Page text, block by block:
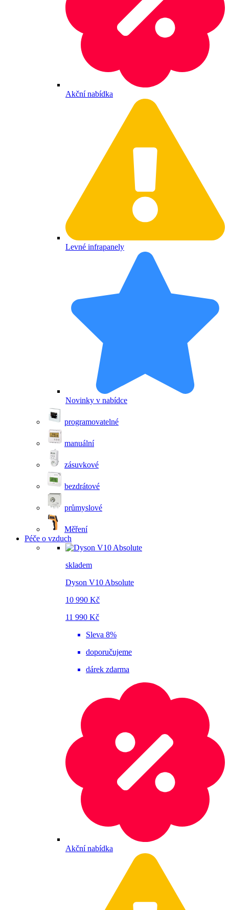
Akční nabídka
Levné infrapanely
Novinky v nabídce
programovatelné
manuální
zásuvkové
bezdrátové
průmyslové
Měření
Péče o vzduch
skladem
Dyson V10 Absolute
10 990 Kč
11 990 Kč
Sleva 8%
doporučujeme
dárek zdarma
Akční nabídka